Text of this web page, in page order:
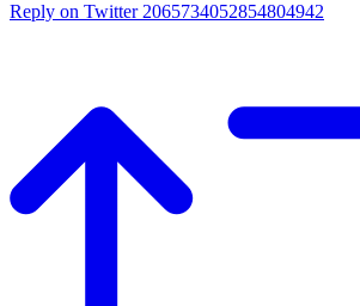
Reply on Twitter 2065734052854804942